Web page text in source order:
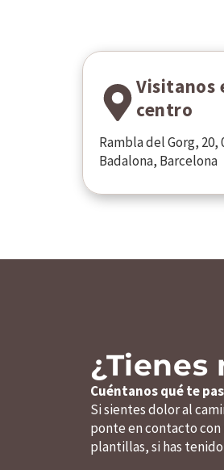
Visitanos
centro
Rambla del Gorg, 20,
Badalona, Barcelona
¿Tienes
Cuéntanos qué te
Si sientes dolor al
ponte en contacto con
plantillas, si has